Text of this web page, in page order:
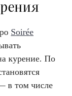
Soirée
курение. По
в том числе